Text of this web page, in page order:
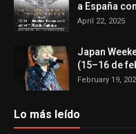
a España
April 22, 2025
Japan
(15–16 de
February 19,
Lo más leído